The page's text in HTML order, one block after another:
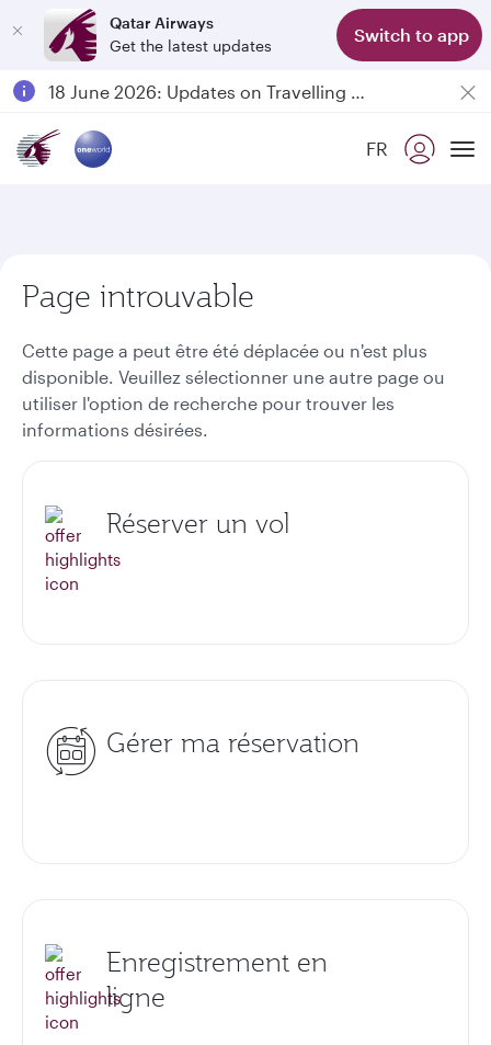
Qatar Airways
Get the latest updates
Switch to app
Passengers flying between Doha and Auckland on QR914 and QR915
18 June 2026: Updates on Travelling with Power Banks
FR
Page introuvable
Cette page a peut être été déplacée ou n'est plus
disponible. Veuillez sélectionner une autre page ou
utiliser l'option de recherche pour trouver les
informations désirées.
Réserver un vol
Gérer ma réservation
Enregistrement en
ligne